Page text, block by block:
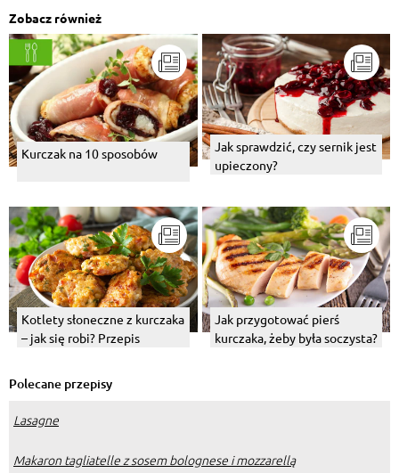
Zobacz również
Kurczak na 10 sposobów
Jak sprawdzić, czy sernik jest
upieczony?
Kotlety słoneczne z kurczaka
– jak się robi? Przepis
Jak przygotować pierś
kurczaka, żeby była soczysta?
Polecane przepisy
Lasagne
Makaron tagliatelle z sosem bolognese i mozzarellą